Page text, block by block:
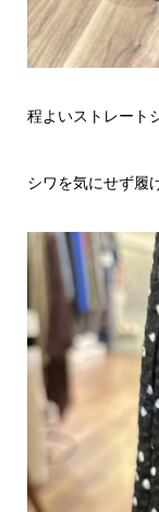
程よいストレート
シワを気にせず履